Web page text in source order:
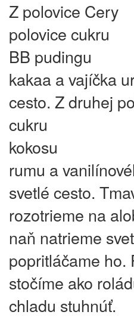
Z polovice Cery
polovice cukru
BB pudingu
kakaa a vajíčka
cesto. Z druhej
cukru
kokosu
rumu a
svetlé cesto.
rozotrieme na
naň natrieme
popritláčame ho.
stočíme ako
chladu stuhnúť.